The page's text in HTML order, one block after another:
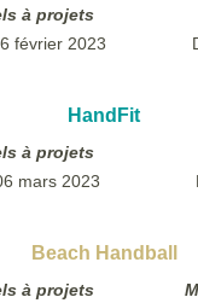
à projets
février 2023
HandFit
à projets
mars 2023
Beach Handball
à projets